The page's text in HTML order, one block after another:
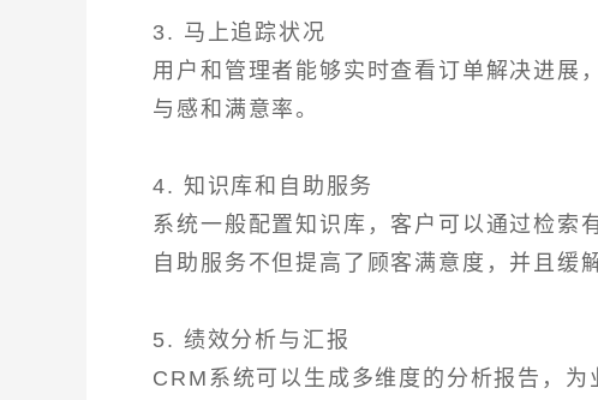
3. 马上追踪状况
用户和管理者能够实时查看订单解决进展
与感和满意率。
4. 知识库和自助服务
系统一般配置知识库，客户可以通过检索
自助服务不但提高了顾客满意度，并且缓
5. 绩效分析与汇报
CRM系统可以生成多维度的分析报告，为